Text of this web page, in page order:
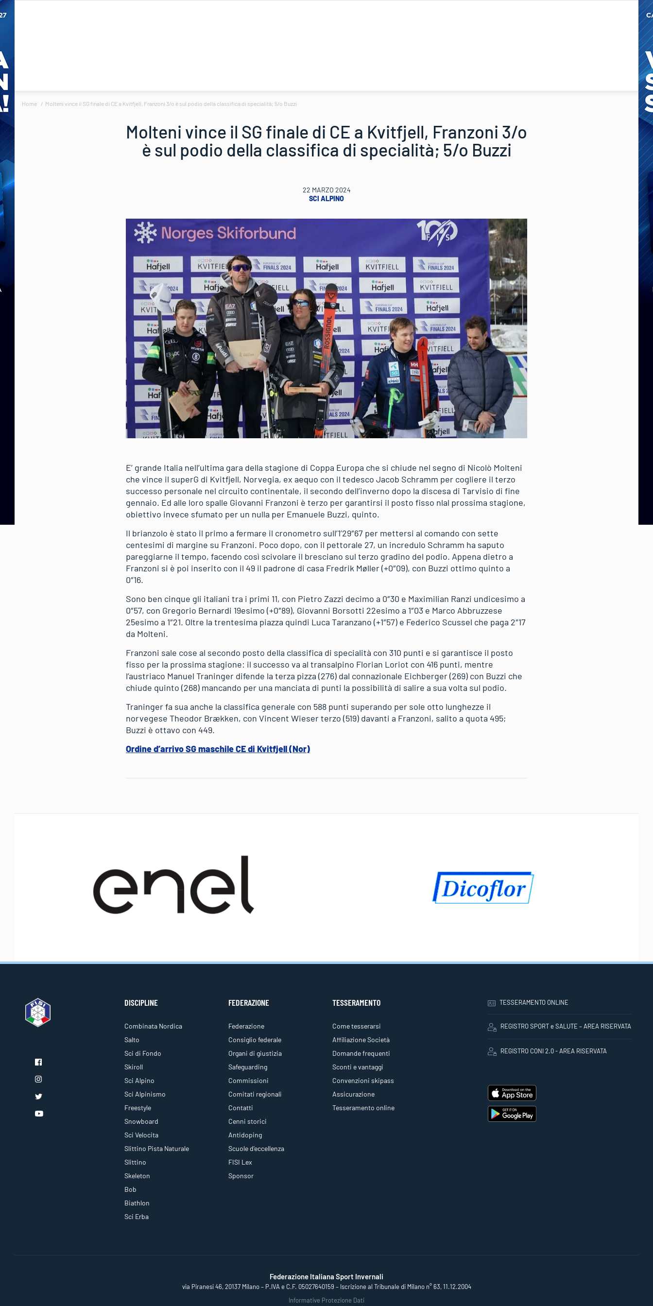
Home Molteni vince il SG finale di CE a Kvitfjell, Franzoni 3/o è sul podio della classifica di specialità; 5/o Buzzi
Molteni vince il SG finale di CE a Kvitfjell, Franzoni 3/o
è sul podio della classifica di specialità; 5/o Buzzi
22 MARZO 2024
SCI ALPINO
E’ grande Italia nell’ultima gara della stagione di Coppa Europa che si chiude nel segno di Nicolò Molteni
che vince il superG di Kvitfjell, Norvegia, ex aequo con il tedesco Jacob Schramm per cogliere il terzo
successo personale nel circuito continentale, il secondo dell’inverno dopo la discesa di Tarvisio di fine
gennaio. Ed alle loro spalle Giovanni Franzoni è terzo per garantirsi il posto fisso nlal prossima stagione,
obiettivo invece sfumato per un nulla per Emanuele Buzzi, quinto.
Il brianzolo è stato il primo a fermare il cronometro sull’1’29″67 per mettersi al comando con sette
centesimi di margine su Franzoni. Poco dopo, con il pettorale 27, un incredulo Schramm ha saputo
pareggiarne il tempo, facendo così scivolare il bresciano sul terzo gradino del podio. Appena dietro a
Franzoni si è poi inserito con il 49 il padrone di casa Fredrik Møller (+0″09), con Buzzi ottimo quinto a
0″16.
Sono ben cinque gli italiani tra i primi 11, con Pietro Zazzi decimo a 0″30 e Maximilian Ranzi undicesimo a
0″57, con Gregorio Bernardi 19esimo (+0″89), Giovanni Borsotti 22esimo a 1″03 e Marco Abbruzzese
25esimo a 1″21. Oltre la trentesima piazza quindi Luca Taranzano (+1″57) e Federico Scussel che paga 2″17
da Molteni.
Franzoni sale cose al secondo posto della classifica di specialità con 310 punti e si garantisce il posto
fisso per la prossima stagione: il successo va al transalpino Florian Loriot con 416 punti, mentre
l’austriaco Manuel Traninger difende la terza pizza (276) dal connazionale Eichberger (269) con Buzzi che
chiude quinto (268) mancando per una manciata di punti la possibilità di salire a sua volta sul podio.
Traninger fa sua anche la classifica generale con 588 punti superando per sole otto lunghezze il
norvegese Theodor Brækken, con Vincent Wieser terzo (519) davanti a Franzoni, salito a quota 495;
Buzzi è ottavo con 449.
Ordine d’arrivo SG maschile CE di Kvitfjell (Nor)
DISCIPLINE
Combinata Nordica
Salto
Sci di Fondo
Skiroll
Sci Alpino
Sci Alpinismo
Freestyle
Snowboard
Sci Velocita
Slittino Pista Naturale
Slittino
Skeleton
Bob
Biathlon
Sci Erba
FEDERAZIONE
Federazione
Consiglio federale
Organi di giustizia
Safeguarding
Commissioni
Comitati regionali
Contatti
Cenni storici
Antidoping
Scuole d'eccellenza
FISI Lex
Sponsor
TESSERAMENTO
Come tesserarsi
Affiliazione Società
Domande frequenti
Sconti e vantaggi
Convenzioni skipass
Assicurazione
Tesseramento online
TESSERAMENTO ONLINE
REGISTRO SPORT e SALUTE – AREA RISERVATA
REGISTRO CONI 2.0 - AREA RISERVATA
Federazione Italiana Sport Invernali
via Piranesi 46, 20137 Milano – P.IVA e C.F. 05027640159 – Iscrizione al Tribunale di Milano n° 63, 11.12.2004
Informative Protezione Dati